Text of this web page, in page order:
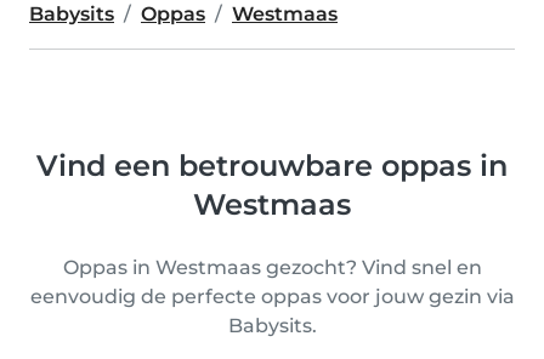
Babysits Oppas Westmaas
Vind een betrouwbare oppas in
Westmaas
Oppas in Westmaas gezocht? Vind snel en
eenvoudig de perfecte oppas voor jouw gezin via
Babysits.